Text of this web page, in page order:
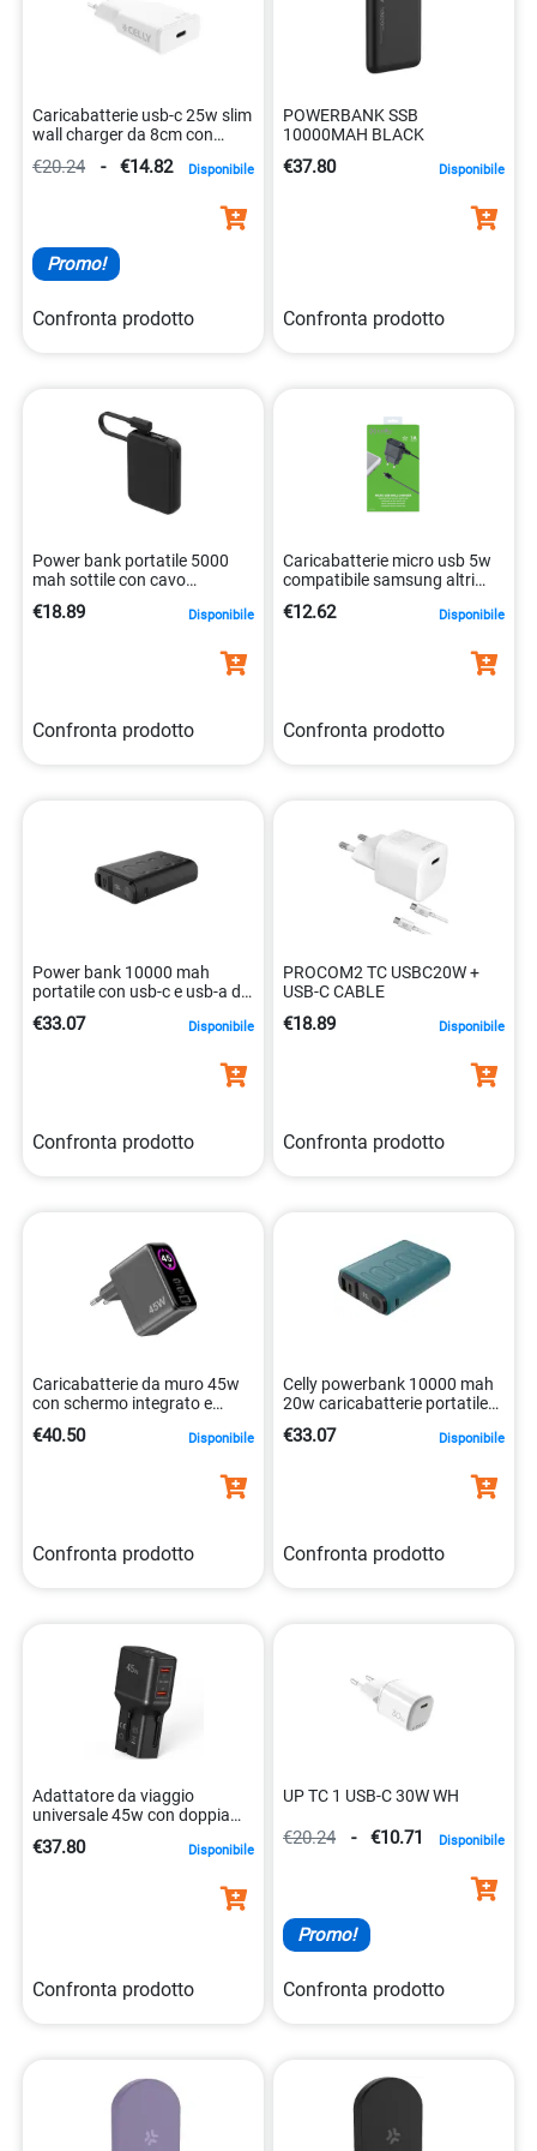
Caricabatterie usb-c 25w slim
wall charger da 8cm con
8021735220893
€20.24 - €14.82 Disponibile
Promo!
Confronta prodotto
POWERBANK SSB
10000MAH BLACK
€37.80 Disponibile
Confronta prodotto
Power bank portatile 5000
mah sottile con cavo
€18.89 Disponibile
Confronta prodotto
Caricabatterie micro usb 5w
compatibile samsung altri
€12.62 Disponibile
Confronta prodotto
Power bank 10000 mah
portatile con usb-c e usb-a da
€33.07 Disponibile
Confronta prodotto
PROCOM2 TC USBC20W +
USB-C CABLE
€18.89 Disponibile
Confronta prodotto
Caricabatterie da muro 45w
con schermo integrato e
8021735224501
€40.50 Disponibile
Confronta prodotto
Celly powerbank 10000 mah
20w caricabatterie portatile
€33.07 Disponibile
Confronta prodotto
Adattatore da viaggio
universale 45w con doppia
8021735224549
€37.80 Disponibile
Confronta prodotto
UP TC 1 USB-C 30W WH
€20.24 - €10.71 Disponibile
Promo!
Confronta prodotto